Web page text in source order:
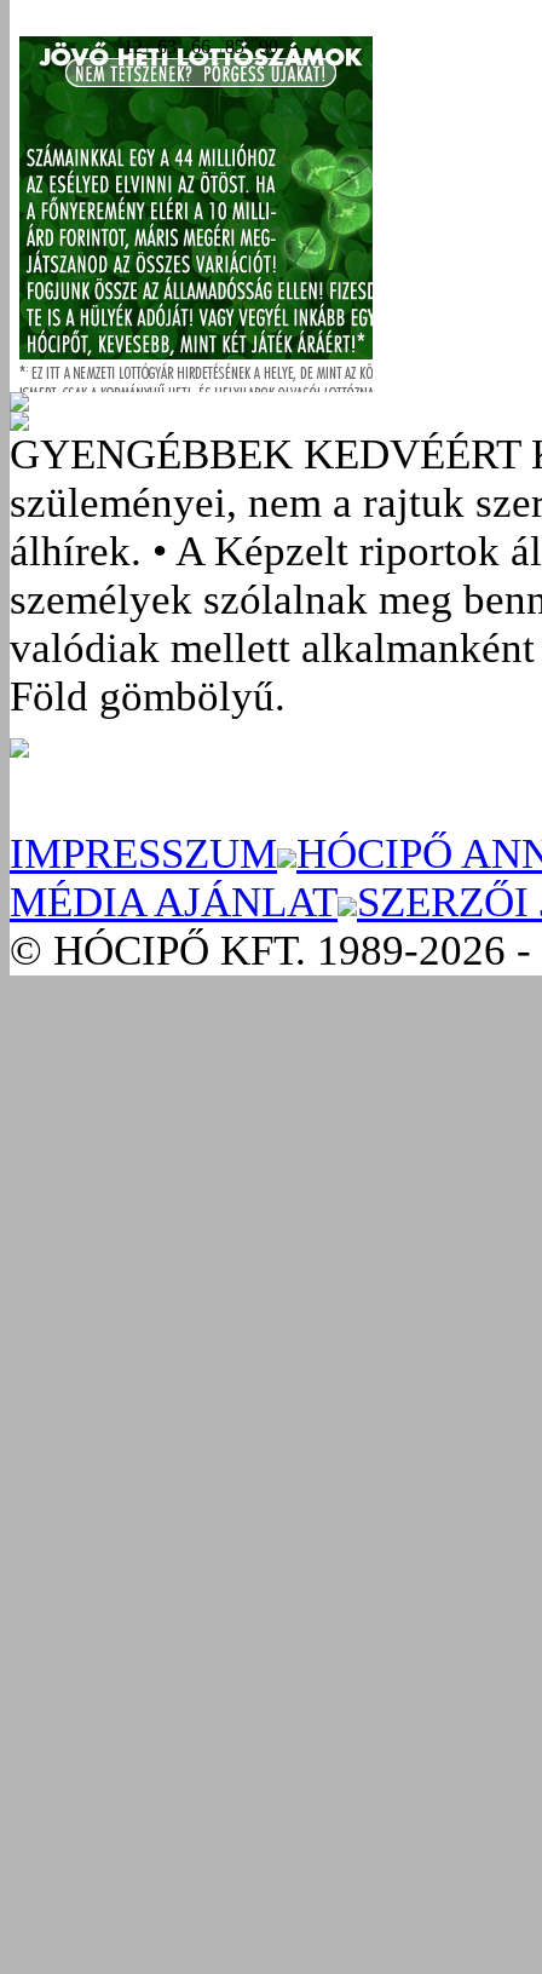
GYENGÉBBEK KEDVÉÉRT
szüleményei, nem a rajtuk
álhírek. • A Képzelt riportok
személyek szólalnak meg
valódiak mellett
Föld gömbölyű.
IMPRESSZUM HÓCIPŐ
MÉDIA AJÁNLAT SZERZŐI
© HÓCIPŐ KFT. 1989-2026